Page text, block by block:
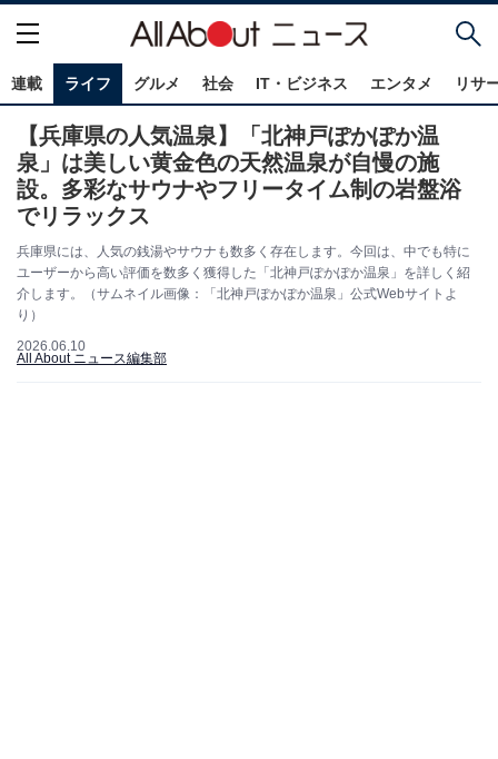
連載 ライフ グルメ 社会 IT・ビジネス エンタメ リサ
【兵庫県の人気温泉】「北神戸ぽかぽか温
泉」は美しい黄金色の天然温泉が自慢の施
設。多彩なサウナやフリータイム制の岩盤浴
でリラックス
兵庫県には、人気の銭湯やサウナも数多く存在します。今回は、中でも特に
ユーザーから高い評価を数多く獲得した「北神戸ぽかぽか温泉」を詳しく紹
介します。（サムネイル画像：「北神戸ぽかぽか温泉」公式Webサイトよ
り）
2026.06.10
All About ニュース編集部